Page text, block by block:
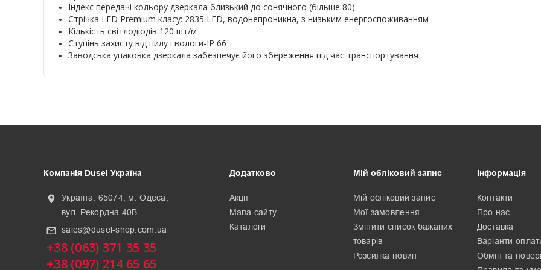
Індекс передачі кольору дзеркала близький до сонячного (більше 80)
Стрічка LED Premium класу: 2835 LED, водонепроникна, з низьким енергоспоживанням
Кількість світлодіодів 120 шт/м
Ступінь захисту від пилу і вологи-IP 66
Заводська упаковка дзеркала забезпечує його збереження під час транспортування
Компанія Dusel Україна
location_on
Україна, 65074, м. Одеса,
вул. Рекордна 40В
mail_outline sales@dusel-shop.com.ua
+38 (063) 371 35 35
+38 (097) 214 65 65
Додатково
Акції
Мапа сайту
Каталоги
Мій обліковий запис
Мій обліковий запис
Мої замовлення
Змінити список бажаних
товарів
Розсилка новин
Інформація
Контакти
Про нас
Доставка
Варіанти
Обмін та